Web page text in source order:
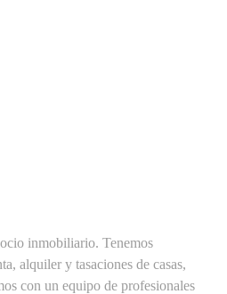
inmobiliario. Tenemos
alquiler y tasaciones de casas,
con un equipo de profesionales